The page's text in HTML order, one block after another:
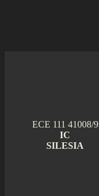
ECE 111 41008/9
IC
SILESIA